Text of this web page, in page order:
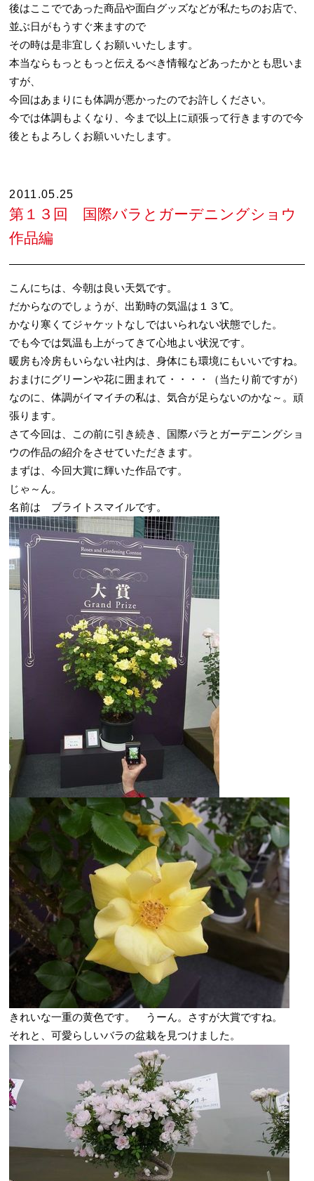
後はここでであった商品や面白グッズなどが私たちのお店で、
並ぶ日がもうすぐ来ますので
その時は是非宜しくお願いいたします。
本当ならもっともっと伝えるべき情報などあったかとも思いま
すが、
今回はあまりにも体調が悪かったのでお許しください。
今では体調もよくなり、今まで以上に頑張って行きますので今
後ともよろしくお願いいたします。
2011.05.25
第１３回 国際バラとガーデニングショウ
作品編
こんにちは、今朝は良い天気です。
だからなのでしょうが、出勤時の気温は１３℃。
かなり寒くてジャケットなしではいられない状態でした。
でも今では気温も上がってきて心地よい状況です。
暖房も冷房もいらない社内は、身体にも環境にもいいですね。
おまけにグリーンや花に囲まれて・・・・（当たり前ですが）
なのに、体調がイマイチの私は、気合が足らないのかな～。頑
張ります。
さて今回は、この前に引き続き、国際バラとガーデニングショ
ウの作品の紹介をさせていただきます。
まずは、今回大賞に輝いた作品です。
じゃ～ん。
名前は ブライトスマイルです。
きれいな一重の黄色です。 うーん。さすが大賞ですね。
それと、可愛らしいバラの盆栽を見つけました。